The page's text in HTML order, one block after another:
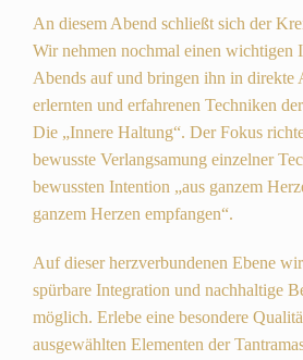
An diesem Abend schließt sich der
Wir nehmen nochmal einen wichtigen
Abends auf und bringen ihn in direkte
erlernten und erfahrenen Techniken
Die „Innere Haltung“. Der Fokus
bewusste Verlangsamung einzelner
bewussten Intention „aus ganzem
ganzem Herzen empfangen“.
Auf dieser herzverbundenen Ebene
spürbare Integration und nachhaltige
möglich. Erlebe eine besondere
ausgewählten Elementen der